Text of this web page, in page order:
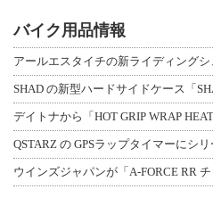
バイク用品情報
SHAD の新型ハードサイドケース「
デイトナから「HOT GRIP WRAP
QSTARZ の GPSラップタイマーにシ
ウインズジャパンが「A-FORCE RR